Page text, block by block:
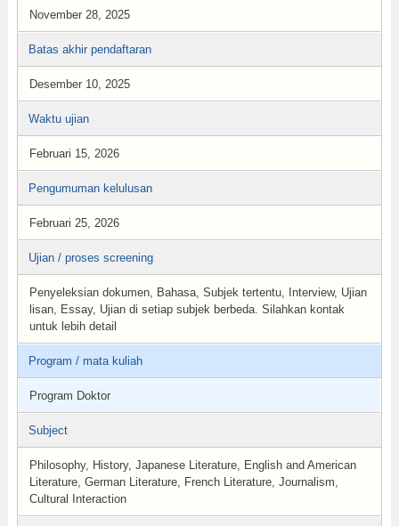
November 28, 2025
Batas akhir pendaftaran
Desember 10, 2025
Waktu ujian
Februari 15, 2026
Pengumuman kelulusan
Februari 25, 2026
Ujian / proses screening
Penyeleksian dokumen, Bahasa, Subjek tertentu, Interview, Ujian
lisan, Essay, Ujian di setiap subjek berbeda. Silahkan kontak
untuk lebih detail
Program / mata kuliah
Program Doktor
Subject
Philosophy, History, Japanese Literature, English and American
Literature, German Literature, French Literature, Journalism,
Cultural Interaction